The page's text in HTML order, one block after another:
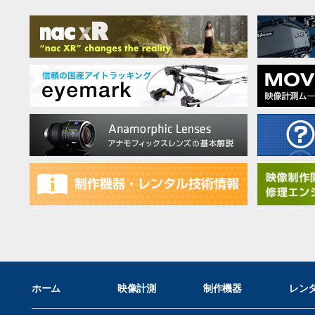
ホーム 映像計測 制作機器 レン